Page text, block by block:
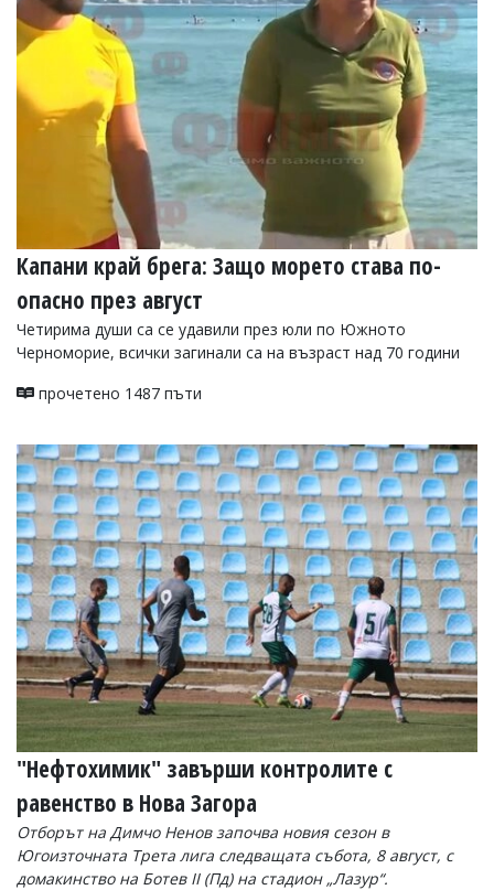
УКРАЙНА
СПОРТ
РАЗСЛЕДВАНЕ
БИЗНЕС
email:
v.vasilev@flagman.bg
Катя
еmail:k.kassabova@flagman.bg
редактор:
email:
office@flagman.bg
Коментарите
под
статиите
се
въвеждат
от
читателите
и
редакцията
не
носи
отговорност
за
тях!
Ако
откриете
обиден
за
вас
Капани край брега: Защо морето става по-
опасно през август
Четирима души са се удавили през юли по Южното
Черноморие, всички загинали са на възраст над 70 години
прочетено 1487 пъти
"Нефтохимик" завърши контролите с
равенство в Нова Загора
Отборът на Димчо Ненов започва новия сезон в
Югоизточната Трета лига следващата събота, 8 август, с
домакинство на Ботев II (Пд) на стадион „Лазур“.